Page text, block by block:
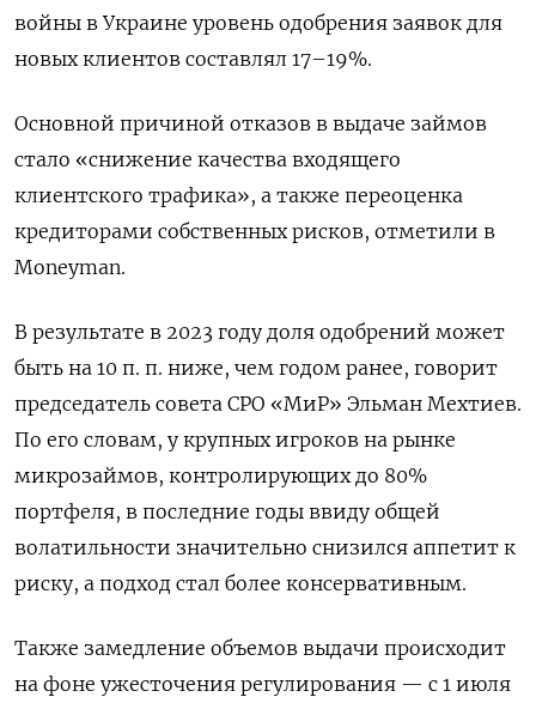
войны в Украине уровень одобрения заявок для
новых клиентов составлял 17–19%.
Основной причиной отказов в выдаче займов
стало «снижение качества входящего
клиентского трафика», а также переоценка
кредиторами собственных рисков, отметили в
Moneyman.
В результате в 2023 году доля одобрений может
быть на 10 п. п. ниже, чем годом ранее, говорит
председатель совета СРО «МиР» Эльман Мехтиев.
По его словам, у крупных игроков на рынке
микрозаймов, контролирующих до 80%
портфеля, в последние годы ввиду общей
волатильности значительно снизился аппетит к
риску, а подход стал более консервативным.
Также замедление объемов выдачи происходит
на фоне ужесточения регулирования — с 1 июля